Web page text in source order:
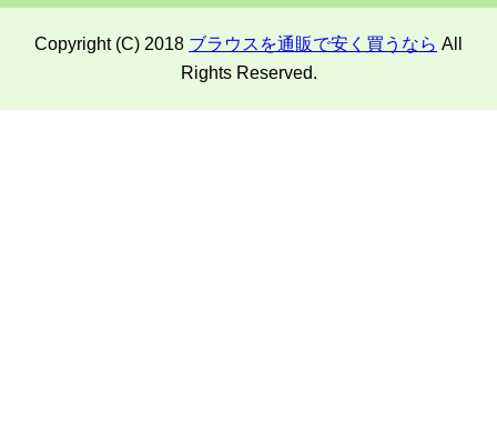
Copyright (C) 2018 ブラウスを通販で安く買うなら All
Rights Reserved.